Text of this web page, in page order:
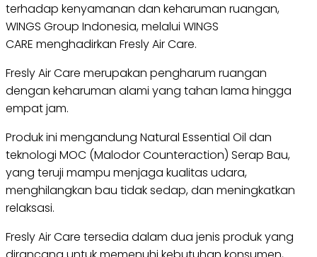
terhadap kenyamanan dan keharuman ruangan,
WINGS Group Indonesia, melalui WINGS
CARE menghadirkan Fresly Air Care.
Fresly Air Care merupakan pengharum ruangan
dengan keharuman alami yang tahan lama hingga
empat jam.
Produk ini mengandung Natural Essential Oil dan
teknologi MOC (Malodor Counteraction) Serap Bau,
yang teruji mampu menjaga kualitas udara,
menghilangkan bau tidak sedap, dan meningkatkan
relaksasi.
Fresly Air Care tersedia dalam dua jenis produk yang